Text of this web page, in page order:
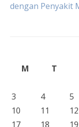
dengan Penyakit
M
T
3
4 5
10
11 12
17
18 19